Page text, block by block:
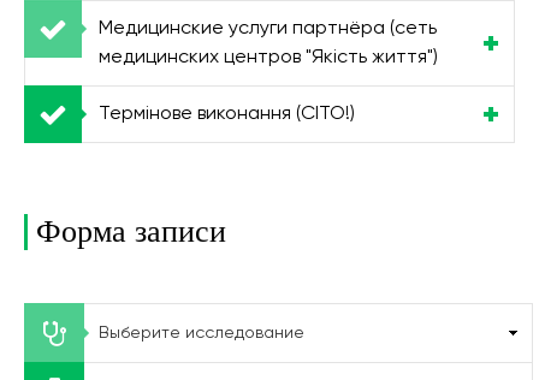
Медицинские услуги партнёра (сеть
медицинских центров "Якість життя")
Термінове виконання (CITO!)
Форма записи